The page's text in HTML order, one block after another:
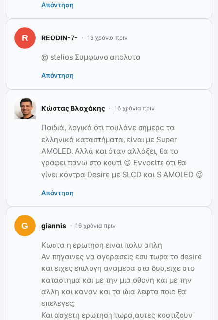
Απάντηση
REODIN-7- 16 χρόνια πριν
@ stelios Συμφωνο απολυτα
Απάντηση
Κώστας Βλαχάκης 16 χρόνια πριν
Παιδιά, λογικά ότι πουλάνε σήμερα τα
ελληνικά καταστήματα, είναι με Super
AMOLED. Αλλά και όταν αλλάξει, θα το
γράφει πάνω στο κουτί 😉 Εννοείτε ότι θα
γίνει κόντρα Desire με SLCD και S AMOLED 😉
Απάντηση
giannis 16 χρόνια πριν
Κωστα η ερωτηση ειναι πολυ απλη
Αν πηγαινες να αγορασεις εσυ τωρα το desire
και ειχες επιλογη αναμεσα στα δυο,ειχε στο
καταστημα και με την μια οθονη και με την
αλλη και καναν και τα ιδια λεφτα ποιο θα
επελεγες;
Και ασχετη ερωτηση τωρα,αυτες κοστιζουν